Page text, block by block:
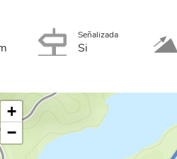
Señalizada
Si
+
−